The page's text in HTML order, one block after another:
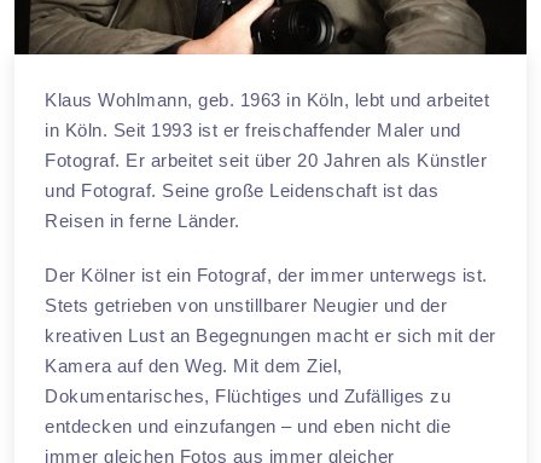
Klaus Wohlmann, geb. 1963 in Köln, lebt und arbeitet
in Köln. Seit 1993 ist er freischaffender Maler und
Fotograf. Er arbeitet seit über 20 Jahren als Künstler
und Fotograf. Seine große Leidenschaft ist das
Reisen in ferne Länder.
Der Kölner ist ein Fotograf, der immer unterwegs ist.
Stets getrieben von unstillbarer Neugier und der
kreativen Lust an Begegnungen macht er sich mit der
Kamera auf den Weg. Mit dem Ziel,
Dokumentarisches, Flüchtiges und Zufälliges zu
entdecken und einzufangen – und eben nicht die
immer gleichen Fotos aus immer gleicher